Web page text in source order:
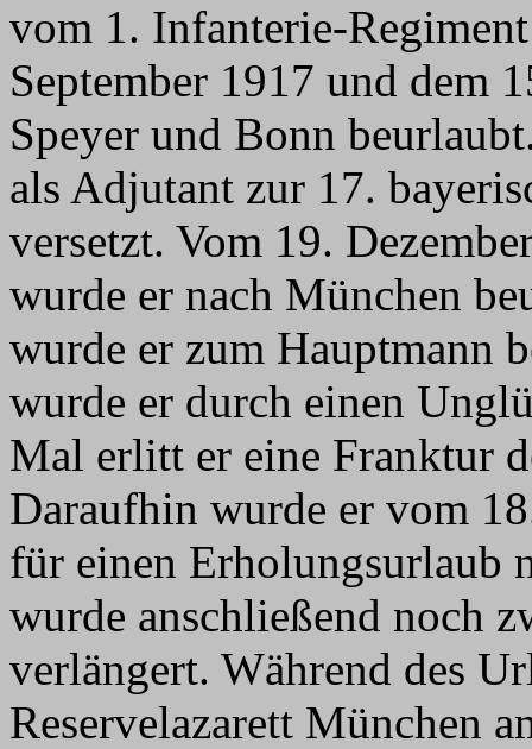
vom 1. Infanterie-
September 1917 und dem
Speyer und Bonn
als Adjutant zur 17.
versetzt. Vom 19.
wurde er nach München
wurde er zum Hauptmann
wurde er durch einen
Mal erlitt er eine Franktur
Daraufhin wurde er vom
für einen Erholungsurlaub
wurde anschließend noch
verlängert. Während des
Reservelazarett München